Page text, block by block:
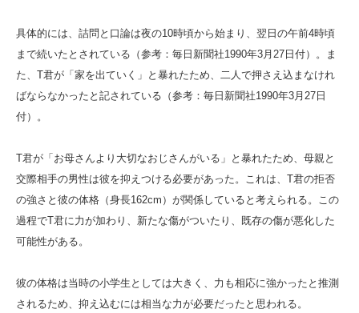
具体的には、詰問と口論は夜の10時頃から始まり、翌日の午前4時頃
まで続いたとされている（参考：毎日新聞社1990年3月27日付）。ま
た、T君が「家を出ていく」と暴れたため、二人で押さえ込まなけれ
ばならなかったと記されている（参考：毎日新聞社1990年3月27日
付）。
T君が「お母さんより大切なおじさんがいる」と暴れたため、母親と
交際相手の男性は彼を抑えつける必要があった。これは、T君の拒否
の強さと彼の体格（身長162cm）が関係していると考えられる。この
過程でT君に力が加わり、新たな傷がついたり、既存の傷が悪化した
可能性がある。
彼の体格は当時の小学生としては大きく、力も相応に強かったと推測
されるため、抑え込むには相当な力が必要だったと思われる。